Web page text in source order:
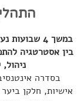
במשך 4
בין אסטרטגיה
בסדרה
אישיות, חלקן